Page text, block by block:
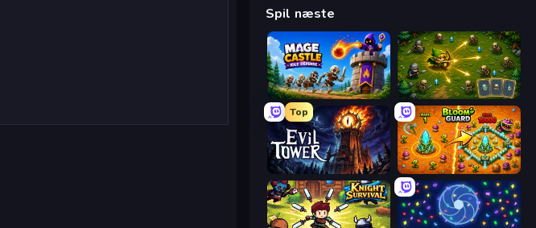
Spil næste
Mage Castle Idle Defense Tiny Ranger
Top
Evil Tower BloomGuard